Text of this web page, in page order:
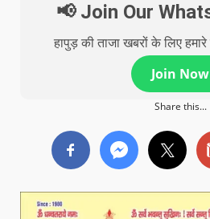
📢 Join Our
हापुड़ की ताजा खबरों के लिए
Join Now
Share this...